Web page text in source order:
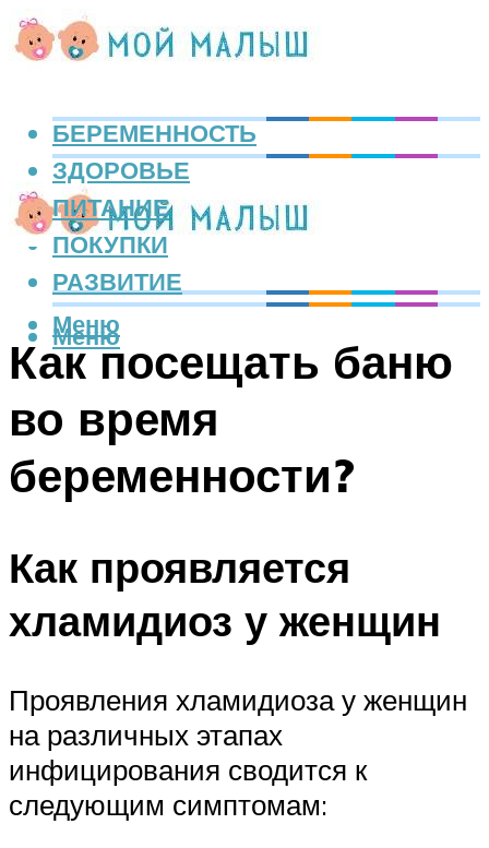
БЕРЕМЕННОСТЬ
ЗДОРОВЬЕ
ПИТАНИЕ
ПОКУПКИ
РАЗВИТИЕ
Меню
Меню
Как посещать баню
во время
беременности?
Как проявляется
хламидиоз у женщин
Проявления хламидиоза у женщин
на различных этапах
инфицирования сводится к
следующим симптомам: